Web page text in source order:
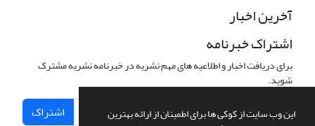
این وب سایت از کوکی ها برای اطمینان از ارائه بهترین
آخرین اخبار
اشتراک خبرنامه
برای دریافت اخبار و اطلاعیه های مهم نشریه در خبرنامه نشریه مشترک
شوید.
اشتراک